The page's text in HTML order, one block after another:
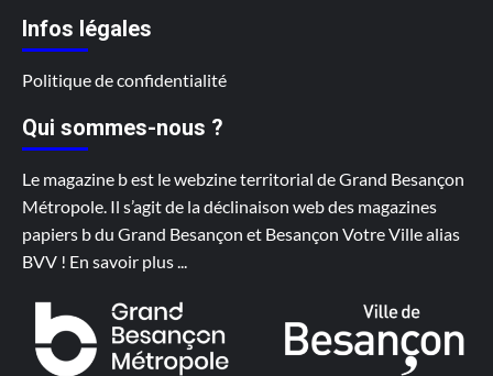
Infos légales
Politique de confidentialité
Qui sommes-nous ?
Le magazine b est le webzine territorial de Grand Besançon
Métropole. Il s’agit de la déclinaison web des magazines
papiers b du Grand Besançon et Besançon Votre Ville alias
BVV ! En savoir plus...